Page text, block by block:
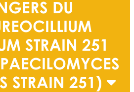
DU
STRAIN 251
STRAIN 251)